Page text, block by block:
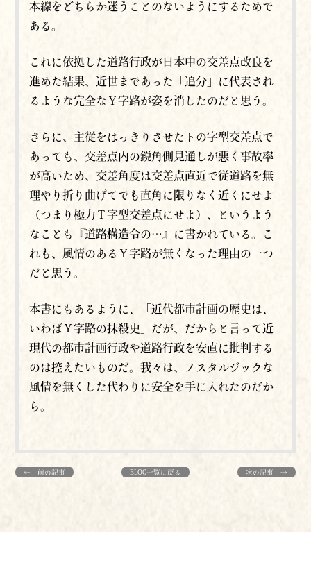
本線をどちらか迷うことのないようにするためで
ある。
これに依拠した道路行政が日本中の交差点改良を
進めた結果、近世まであった「追分」に代表され
るような完全なＹ字路が姿を消したのだと思う。
さらに、主従をはっきりさせたトの字型交差点で
あっても、交差点内の鋭角側見通しが悪く事故率
が高いため、交差角度は交差点直近で従道路を無
理やり折り曲げてでも直角に限りなく近くにせよ
（つまり極力Ｔ字型交差点にせよ）、というよう
なことも『道路構造令の…』に書かれている。こ
れも、風情のあるＹ字路が無くなった理由の一つ
だと思う。
本書にもあるように、「近代都市計画の歴史は、
いわばＹ字路の抹殺史」だが、だからと言って近
現代の都市計画行政や道路行政を安直に批判する
のは控えたいものだ。我々は、ノスタルジックな
風情を無くした代わりに安全を手に入れたのだか
ら。
← 前の記事 BLOG一覧に戻る 次の記事 →